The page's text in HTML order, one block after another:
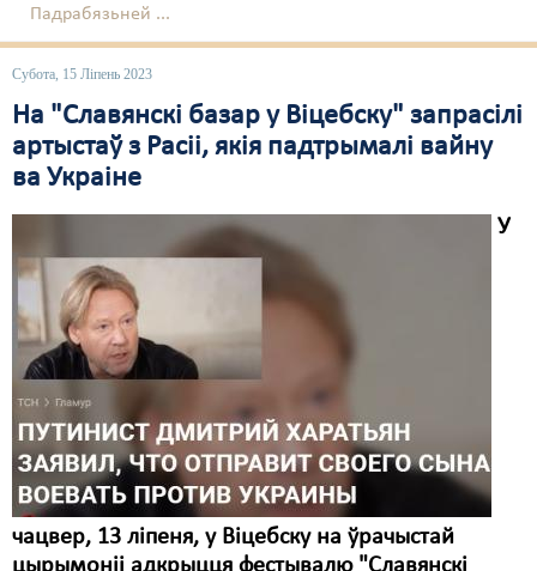
Падрабязьней ...
Субота, 15 Ліпень 2023
На "Славянскі базар у Віцебску" запрасілі
артыстаў з Расіі, якія падтрымалі вайну
ва Украіне
У
чацвер, 13 ліпеня, у Віцебску на ўрачыстай
цырымоніі адкрыцця фестывалю "Славянскі